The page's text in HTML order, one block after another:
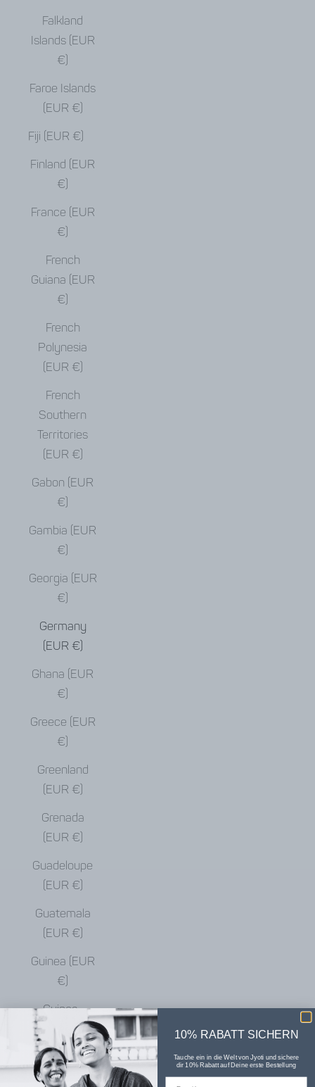
Falkland
Islands (EUR
€)
Faroe Islands
(EUR €)
Fiji (EUR €)
Finland (EUR
€)
France (EUR
€)
French
Guiana (EUR
€)
French
Polynesia
(EUR €)
French
Southern
Territories
(EUR €)
Gabon (EUR
€)
Gambia (EUR
€)
Georgia (EUR
€)
Germany
(EUR €)
Ghana (EUR
€)
Greece (EUR
€)
Greenland
(EUR €)
Grenada
(EUR €)
Guadeloupe
(EUR €)
Guatemala
(EUR €)
Guinea (EUR
€)
Guinea-
Bissau (EUR
€)
Guyana (EUR
10% RABATT SICHERN
Tauche ein in die Welt von Jyoti und sichere
dir 10% Rabatt auf Deine erste Bestellung